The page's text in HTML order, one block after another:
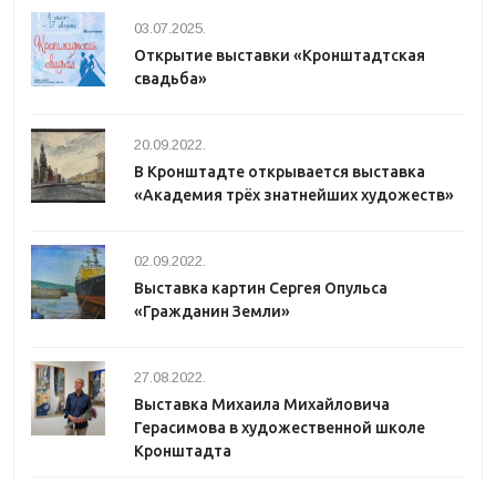
03.07.2025.
Открытие выставки «Кронштадтская
свадьба»
20.09.2022.
В Кронштадте открывается выставка
«Академия трёх знатнейших художеств»
02.09.2022.
Выставка картин Сергея Опульса
«Гражданин Земли»
27.08.2022.
Выставка Михаила Михайловича
Герасимова в художественной школе
Кронштадта